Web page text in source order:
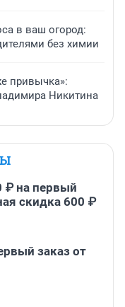
в ваш огород:
без химии
привычка»:
Никитина
₽ на первый
скидка 600 ₽
заказ от